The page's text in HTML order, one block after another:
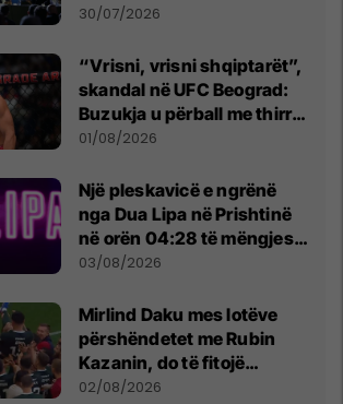
së
30/07/2026
“Vrisni, vrisni shqiptarët”,
skandal në UFC Beograd:
Buzukja u përball me thirrje
anti-shqiptare nga
01/08/2026
Një pleskavicë e ngrënë
nga Dua Lipa në Prishtinë
në orën 04:28 të mëngjesit
- dhe bota digjitale serbe
03/08/2026
Mirlind Daku mes lotëve
përshëndetet me Rubin
Kazanin, do të fitojë
miliona te Spartak Moska
02/08/2026